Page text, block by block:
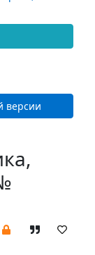
версии